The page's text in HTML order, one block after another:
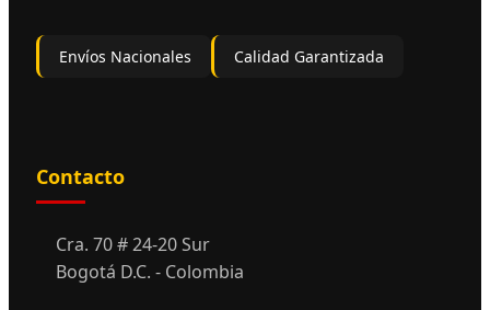
Envíos Nacionales Calidad Garantizada
Contacto
Cra. 70 # 24-20 Sur
Bogotá D.C. - Colombia